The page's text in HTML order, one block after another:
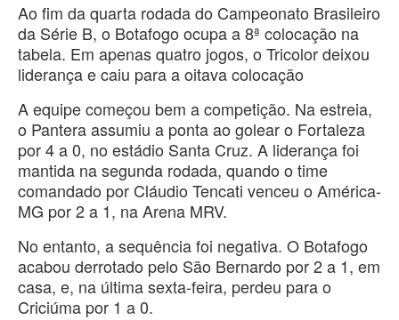
Ao fim da quarta rodada do Campeonato Brasileiro
da Série B, o Botafogo ocupa a 8ª colocação na
tabela. Em apenas quatro jogos, o Tricolor deixou
liderança e caiu para a oitava colocação
A equipe começou bem a competição. Na estreia,
o Pantera assumiu a ponta ao golear o Fortaleza
por 4 a 0, no estádio Santa Cruz. A liderança foi
mantida na segunda rodada, quando o time
comandado por Cláudio Tencati venceu o América-
MG por 2 a 1, na Arena MRV.
No entanto, a sequência foi negativa. O Botafogo
acabou derrotado pelo São Bernardo por 2 a 1, em
casa, e, na última sexta-feira, perdeu para o
Criciúma por 1 a 0.